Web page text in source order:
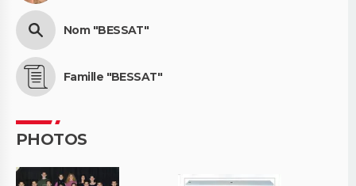
Nom "BESSAT"
Famille "BESSAT"
PHOTOS